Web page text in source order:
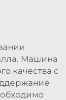
Машина
качества с